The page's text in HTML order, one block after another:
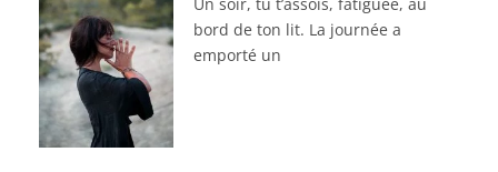
bord de ton lit. La journée a
emporté un